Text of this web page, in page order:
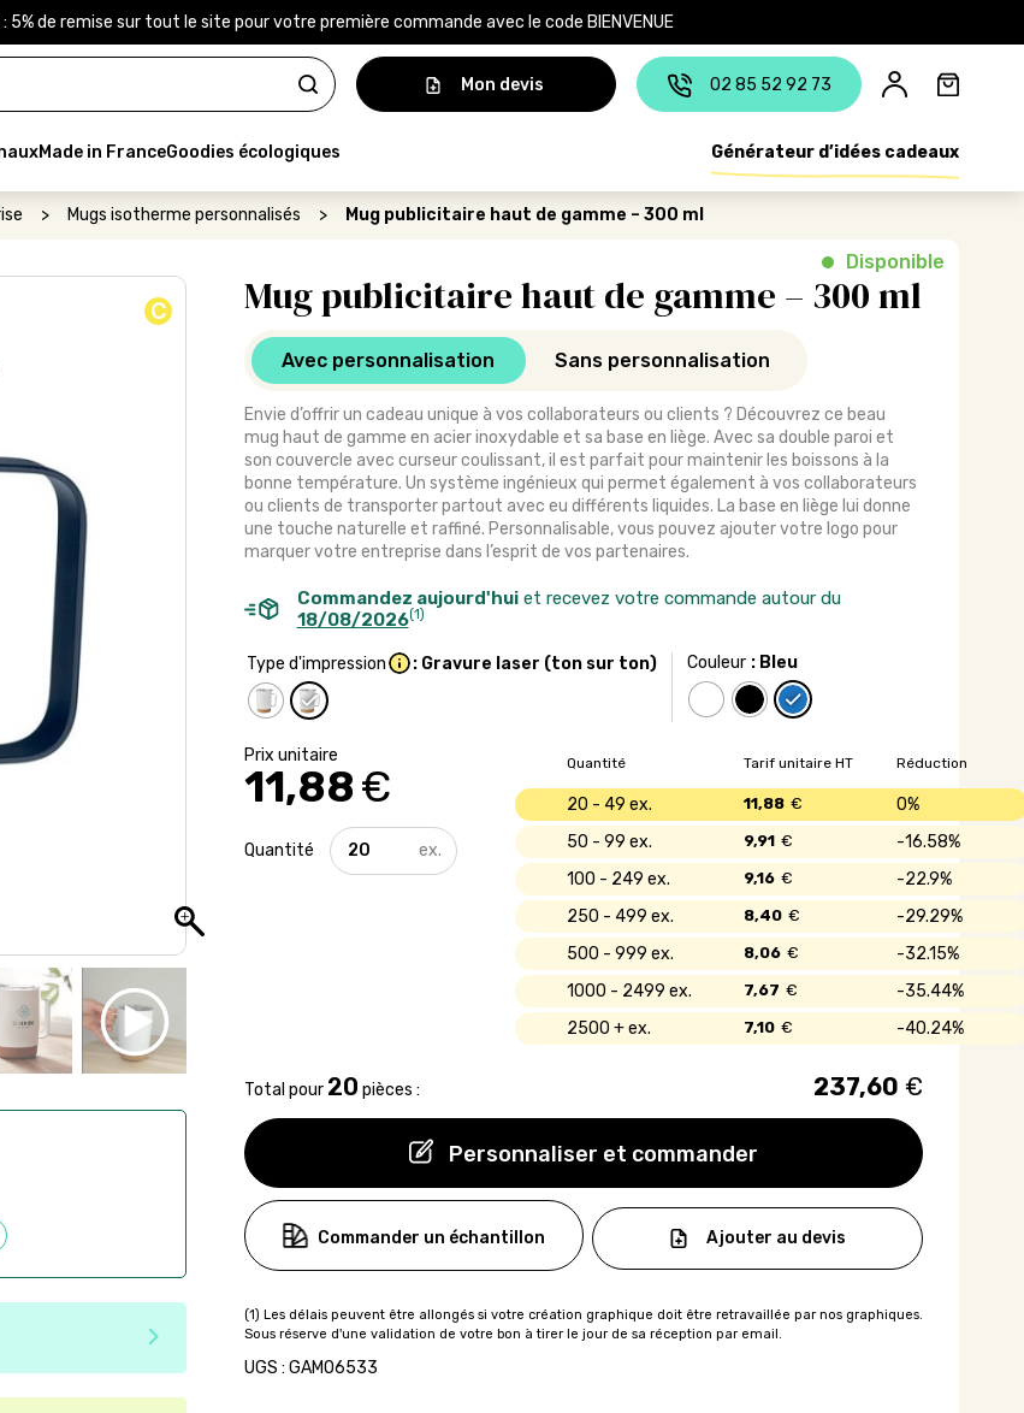
5% de remise sur tout le site pour votre première commande avec le code BIENVENUE
Mon devis
02 85 52 92 73
Made in FranceGoodies écologiques Générateur d’idées cadeaux
> Mugs isotherme personnalisés > Mug publicitaire haut de gamme – 300 ml
C Mug publicitaire haut de gamme – 300 ml
Disponible
Avec personnalisation Sans personnalisation
Envie d’offrir un cadeau unique à vos collaborateurs ou clients ? Découvrez ce beau
mug haut de gamme en acier inoxydable et sa base en liège. Avec sa double paroi et
son couvercle avec curseur coulissant, il est parfait pour maintenir les boissons à la
bonne température. Un système ingénieux qui permet également à vos collaborateurs
ou clients de transporter partout avec eu différents liquides. La base en liège lui donne
une touche naturelle et raffiné. Personnalisable, vous pouvez ajouter votre logo pour
marquer votre entreprise dans l’esprit de vos partenaires.
Commandez aujourd'huiet recevez votre commande autour du
18/08/2026(1)
Type d'impression : Gravure laser (ton sur ton) Couleur : Bleu
11,88€
Personnaliser et commander
quantité
de
Quantité Réduction
Tarif unitaire HT
20 - 49 0%
11,88 €
50 - 99 16.58%
9,91 €
100 - 249 22.9%
9,16 €
250 - 499 29.29%
8,40 €
500 - 999 32.15%
8,06 €
1000 - 2499 35.44%
7,67 €
2500 + 40.24%
7,10 €
Total pour 20 pièces : 237,60 €
Commander un échantillon Ajouter au devis
UGS : GAMO6533
recyclés ou
seconde vie après